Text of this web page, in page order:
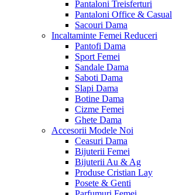
Pantaloni Treisferturi
Pantaloni Office & Casual
Sacouri Dama
Incaltaminte Femei Reduceri
Pantofi Dama
Sport Femei
Sandale Dama
Saboti Dama
Slapi Dama
Botine Dama
Cizme Femei
Ghete Dama
Accesorii Modele Noi
Ceasuri Dama
Bijuterii Femei
Bijuterii Au & Ag
Produse Cristian Lay
Posete & Genti